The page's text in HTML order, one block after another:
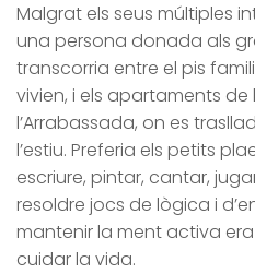
Malgrat els seus múltiples
una persona donada als
transcorria entre el pis
vivien, i els apartaments
l’Arrabassada, on es
l’estiu. Preferia els petits
escriure, pintar, cantar,
resoldre jocs de lògica i
mantenir la ment activa
cuidar la vida.